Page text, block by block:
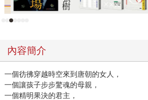
內容簡介
一個彷彿穿越時空來到唐朝的女人，
一個讓孩子步步驚魂的母親，
一個精明果決的君主，